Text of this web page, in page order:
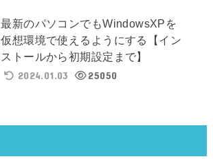
最新のパソコンでもWindowsXPを
仮想環境で使えるようにする【イン
ストールから初期設定まで】
2024.01.03
25050